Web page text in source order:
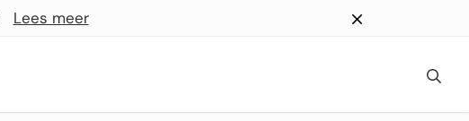
Lees meer